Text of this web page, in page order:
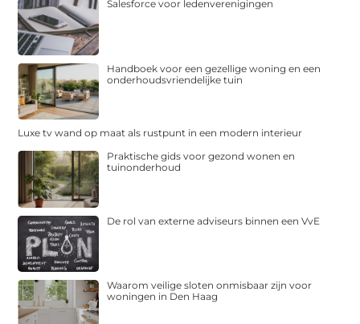
Salesforce voor ledenverenigingen
Handboek voor een gezellige woning en een
onderhoudsvriendelijke tuin
Luxe tv wand op maat als rustpunt in een modern interieur
Praktische gids voor gezond wonen en
tuinonderhoud
De rol van externe adviseurs binnen een VvE
Waarom veilige sloten onmisbaar zijn voor
woningen in Den Haag